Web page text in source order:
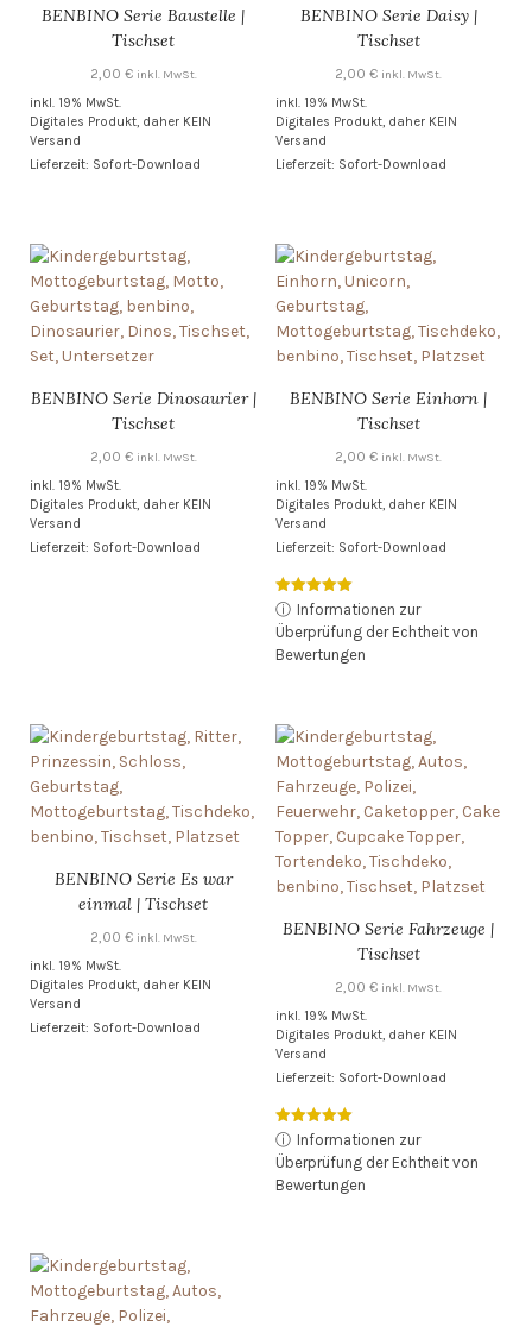
BENBINO Serie Baustelle |
Tischset
2,00 € inkl. MwSt.
inkl. 19% MwSt.
Digitales Produkt, daher KEIN
Versand
Lieferzeit: Sofort-Download
BENBINO Serie Daisy |
Tischset
2,00€ inkl. MwSt.
inkl. 19% MwSt.
Digitales Produkt, daher KEIN
Versand
Lieferzeit: Sofort-Download
BENBINO Serie Dinosaurier |
Tischset
2,00 € inkl. MwSt.
inkl. 19% MwSt.
Digitales Produkt, daher KEIN
Versand
Lieferzeit: Sofort-Download
BENBINO Serie Einhorn |
Tischset
2,00€ inkl. MwSt.
inkl. 19% MwSt.
Digitales Produkt, daher KEIN
Versand
Lieferzeit: Sofort-Download
Bewertet mit
5.00
von 5
ⓘ Informationen zur
Überprüfung der Echtheit von
Bewertungen
BENBINO Serie Es war
einmal | Tischset
2,00 € inkl. MwSt.
inkl. 19% MwSt.
Digitales Produkt, daher KEIN
Versand
Lieferzeit: Sofort-Download
BENBINO Serie Fahrzeuge |
Tischset
2,00€ inkl. MwSt.
inkl. 19% MwSt.
Digitales Produkt, daher KEIN
Versand
Lieferzeit: Sofort-Download
Bewertet mit
5.00
von 5
ⓘ Informationen zur
Überprüfung der Echtheit von
Bewertungen